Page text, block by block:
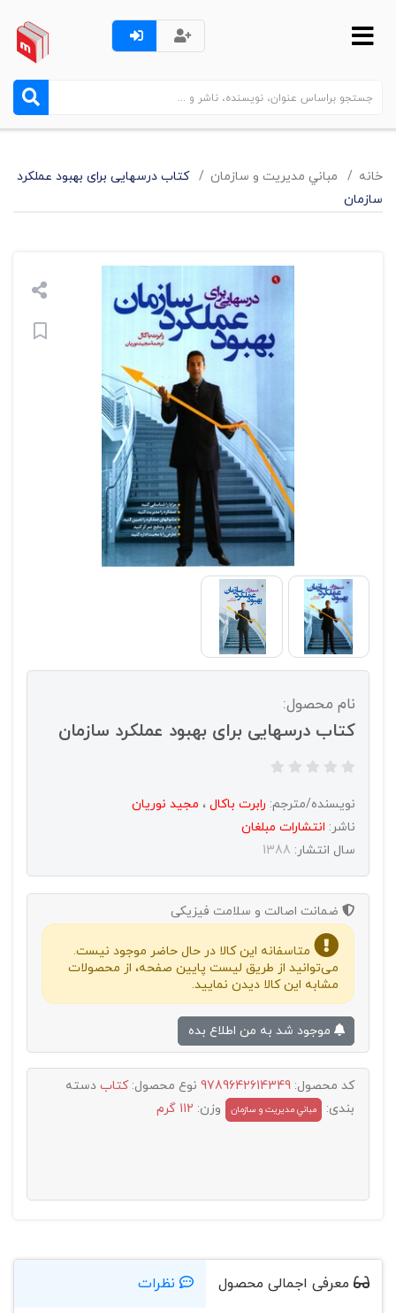
خانه مباني مديريت و سازمان
کتاب درسهایی برای بهبود عملکرد
سازمان
نام محصول:
کتاب درسهایی برای بهبود عملکرد سازمان
نویسنده/مترجم: رابرت باکال ، مجید نوریان
ناشر: انتشارات مبلغان
سال انتشار: 1388
ضمانت اصالت و سلامت فیزیکی
متاسفانه این کالا در حال حاضر موجود نیست.
می‌توانید از طریق لیست پایین صفحه، از محصولات
مشابه این کالا دیدن نمایید.
کد محصول: 9789642614349 نوع محصول:کتاب دسته
بندی:
مباني مديريت و سازمان وزن: 112 گرم
معرفی اجمالی محصول نظرات